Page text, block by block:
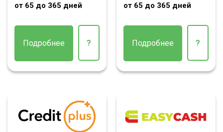
от 65 до 365 дней
Подробнее ?
от 65 до 365 дней
Подробнее ?